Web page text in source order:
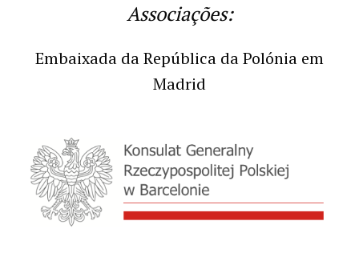
Associações:
Embaixada da República da Polónia em
Madrid